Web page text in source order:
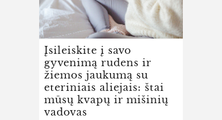
Įsileiskite į savo
gyvenimą rudens ir
žiemos jaukumą su
eteriniais aliejais: štai
mūsų kvapų ir mišinių
vadovas